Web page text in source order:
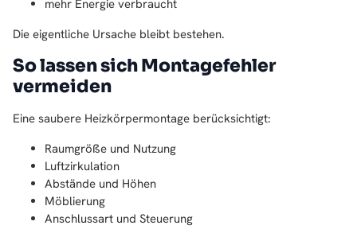
mehr Energie verbraucht
Die eigentliche Ursache bleibt bestehen.
So lassen sich Montagefehler
vermeiden
Eine saubere Heizkörpermontage berücksichtigt:
Raumgröße und Nutzung
Luftzirkulation
Abstände und Höhen
Möblierung
Anschlussart und Steuerung